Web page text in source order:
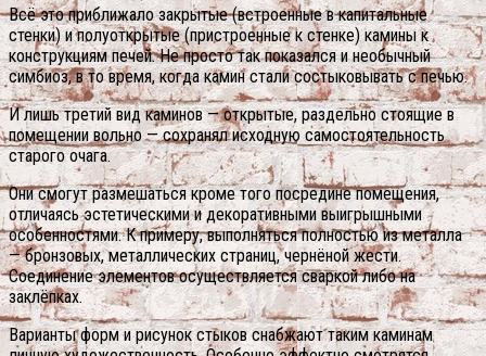
Всё это приближало закрытые (встроенные в капитальные
стенки) и полуоткрытые (пристроенные к стенке) камины к
конструкциям печей. Не просто так показался и необычный
симбиоз, в то время, когда камин стали состыковывать с печью.
И лишь третий вид каминов — открытые, раздельно стоящие в
помещении вольно — сохранял исходную самостоятельность
старого очага.
Они смогут размешаться кроме того посредине помещения,
отличаясь эстетическими и декоративными выигрышными
особенностями. К примеру, выполняться полностью из металла
— бронзовых, металлических страниц, чернёной жести.
Соединение элементов осуществляется сваркой либо на
заклёпках.
Варианты форм и рисунок стыков снабжают таким каминам